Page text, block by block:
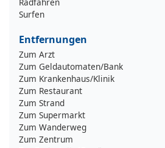
Surfen
Entfernungen
Zum Arzt
Zum Geldautomaten/Bank
Zum Krankenhaus/Klinik
Zum Restaurant
Zum Strand
Zum Supermarkt
Zum Wanderweg
Zum Zentrum